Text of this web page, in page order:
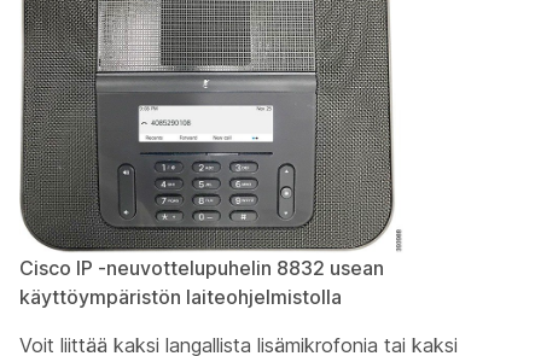
Cisco IP -neuvottelupuhelin 8832 usean
käyttöympäristön laiteohjelmistolla
Voit liittää kaksi langallista lisämikrofonia tai kaksi